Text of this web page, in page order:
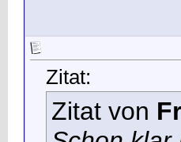
Zitat:
Zitat von